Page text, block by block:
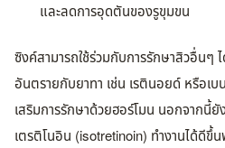
และลดการอุดตันของรูขุมขน
ซิงค์สามารถใช้ร่วมกับการรักษาสิวอื่นๆ
อันตรายกับยาทา เช่น เรตินอยด์ หรือเ
เสริมการรักษาด้วยฮอร์โมน นอกจากนี้ยั
เตรติโนอิน (isotretinoin) ทำงานได้ดีขึ้